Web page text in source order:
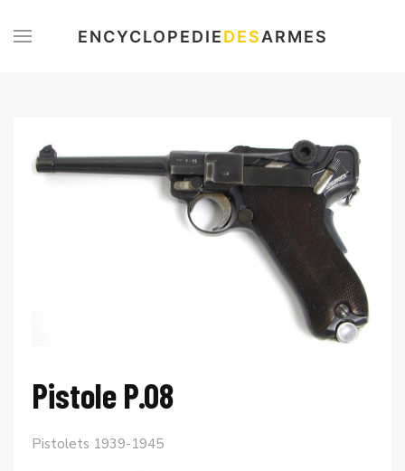
ENCYCLOPEDIEDESARMES
Pistole P.08
Pistolets 1939-1945